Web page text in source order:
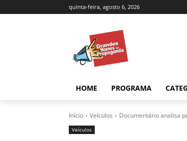
quinta-feira, agosto 6, 2026
HOME PROGRAMA
Início Veículos Documentário analisa
Veículos